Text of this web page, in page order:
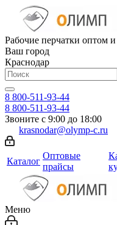
Рабочие перчатки оптом
Ваш город
Краснодар
8 800-511-93-44
8 800-511-93-44
Звоните с 9:00 до 18:00
krasnodar@olymp-c.ru
Каталог
Оптовые
прайсы
Меню